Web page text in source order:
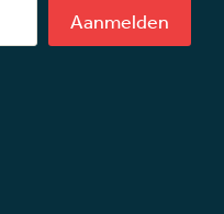
Aanmelden